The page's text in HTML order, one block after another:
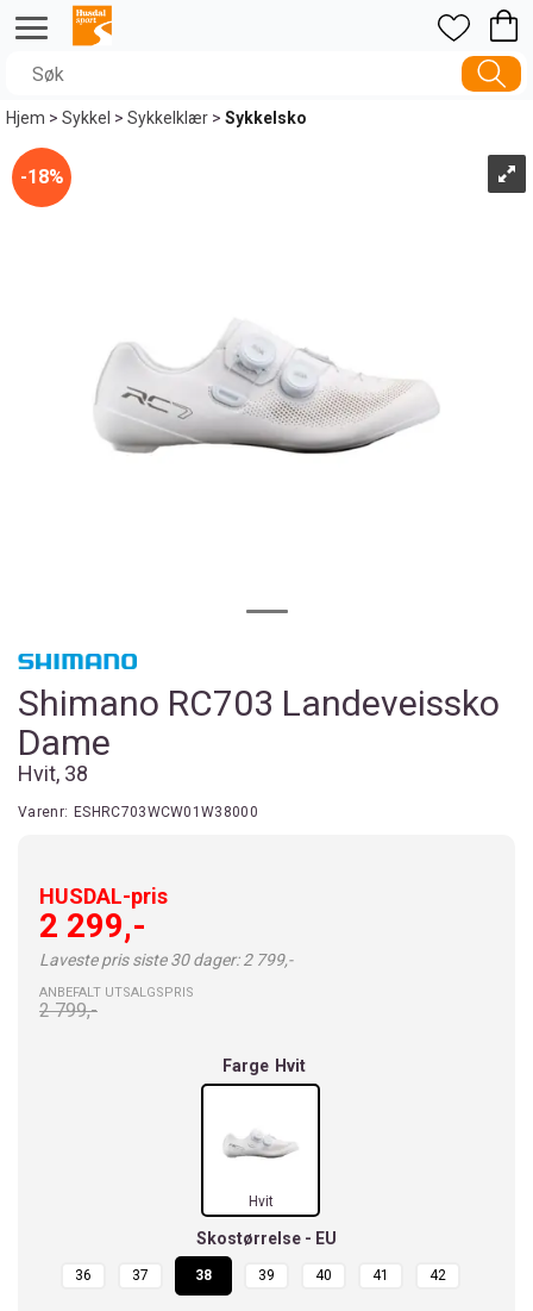
Hjem>Sykkel >Sykkelklær>Sykkelsko
18%
Shimano RC703 Landeveissko
Dame
Hvit, 38
Varenr: ESHRC703WCW01W38000
HUSDAL-pris
2 299,-
Laveste pris siste 30 dager: 2 799,-
ANBEFALT UTSALGSPRIS
2 799,-
Farge Hvit
Hvit
Skostørrelse - EU
36 37 38 39 40 41 42